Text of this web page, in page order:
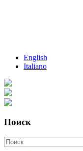
English
Italiano
Поиск